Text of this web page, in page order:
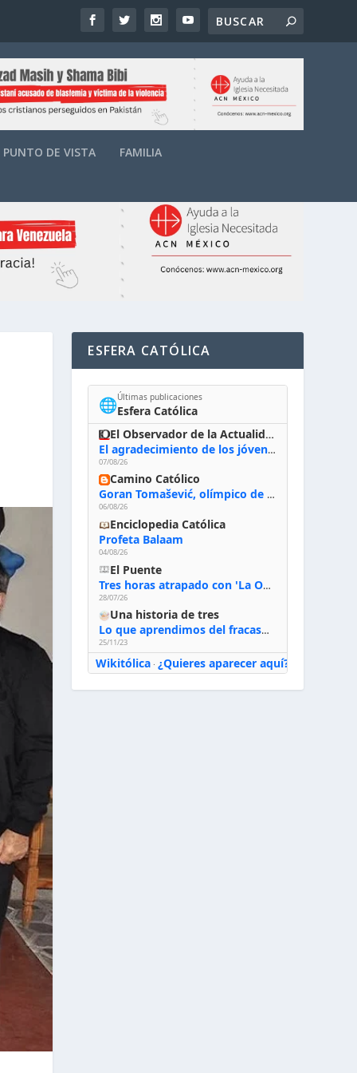
PUNTO DE VISTA FAMILIA
ESFERA CATÓLICA
🌐Últimas publicaciones
Esfera Católica
El Observador de la Actualidad
El agradecimiento de los jóvenes al Papa: «Hoy nos sentimos Iglesia»
07/08/26
Camino Católico
Goran Tomašević, olímpico de waterpolo: «Al terminar el Camino de Santiago entregué mi vida a Cristo; hablé con Dios y le dije: ‘Estoy listo; estoy a tu servicio. Puedo llevar lo que sea necesario para ti’»
06/08/26
Enciclopedia Católica
Profeta Balaam
04/08/26
El Puente
Tres horas atrapado con 'La Odisea' de Nolan
28/07/26
Una historia de tres
Lo que aprendimos del fracaso al emprender
25/11/23
Wikitólica· ¿Quieres aparecer aquí?